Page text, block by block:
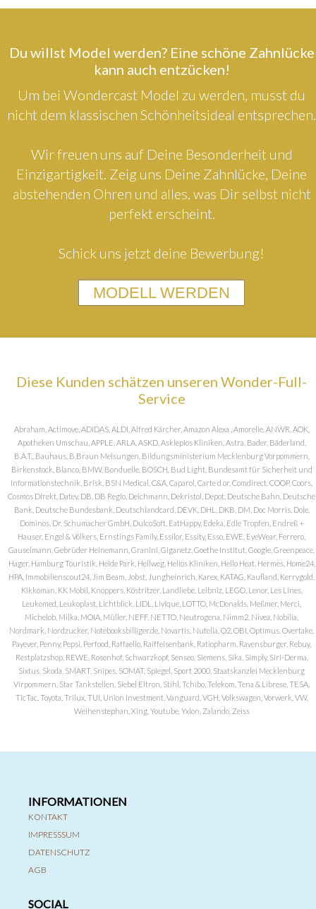
Du willst Model werden? Eine schöne Zahnlücke
kann auch entzücken!
Um bei Wondercast Model zu werden, musst du
nicht dem klassischen Schönheitsideal entsprechen.
Wir freuen uns auf Deine Besonderheit und
Einzigartigkeit. Zeig uns Deine Zahnlücke, Deine
abstehenden Ohren und alles, was Dir selbst nicht
perfekt erscheint.
Schick uns jetzt deine Bewerbung!
MODELL WERDEN
Diese Kunden schätzen unseren Wonder-Full-
Service
Abraham, Actimove, ADIDAS, ALDI, Alfred Kärcher, Amazon Alexa , Amorelie, ANWR, AOK,
Apotheken Umschau, APPLE, ARLA, ASKD, Asklepios Kliniken, Astra, Bader, Bäderland,
B.A.T., Bauhaus, B.Braun Melsungen, Bildungsministerium Mecklenburg Vorpommern,
Birkenstock, Blanco, BMW, Bonduelle, BOSCH, Bud Light, Bundesamt für Sicherheit und
Informationstechnik, Brisk, BSN Medical, C&A, Caparol, Carte d or, Comdirect, COOP, Coors,
Cosmos DIrekt, Datev, DB, DB Regio, Deichmann, Dekristol, Depot, Deutsche Bahn, Deutsche
Bank, Deutsche Bundesbank, Deutschlandcard, DEVK, DHL, DKB, DM, Doc Morris, Dole,
Dominos, Dr. Schumacher GmbH, DulcoSoft, EatHappy, Edeka, Edle Tropfen, Endreß +
Hauser, Engel & Völkers, Ernstings Family, Essilor, Essity, Esso, EWE, EyeWear, Ferrero,
Gauselmann, Gebrüder Heinemann, Granini, Giganetz, Goethe Institut, Google, Greenpeace,
Hager, Hamburg Touristik, Heide Park, Hellweg, Helios Kliniken, Hello Heat, Hermes, Home24,
HPA, Immobilienscout24, Jim Beam, Jobst, Jungheinrich, Karex, KATAG, Kaufland, Kerrygold,
Kikkoman, KK Mobil, Knoppers, Köstritzer, Landliebe, Leibniz, LEGO, Lenor, Les Lines,
Leukomed, Leukoplast, Lichtblick, LIDL, Livique, LOTTO, McDonalds, Meßmer, Merci,
Michelob, Milka, MOIA, Müller, NEFF, NETTO, Neutrogena, Nimm2, Nivea, Nobilia,
Nordmark, Nordzucker, Notebooksbilliger.de, Novartis, Nutella, O2, OBI, Optimus, Overtake,
Payever, Penny, Pepsi, Perfood, Raffaello, Raiffeisenbank, Ratiopharm, Ravensburger, Rebuy,
Restplatzshop, REWE, Rosenhof, Schwarzkopf, Senseo, Siemens, Sika, Simply, Siri-Derma,
Sixtus, Skoda, SMART, Snipes, SOMAT, Spiegel, Sport 2000, Staatskanzlei Mecklenburg
Virpommern, Star Tankstellen, Siebel Eltron, Stihl, Tchibo, Telekom, Tena & Librese, TESA,
TicTac, Toyota, Trilux, TUI, Union Investment, Vanguard, VGH, Volkswagen, Vorwerk, VW,
Weihenstephan, Xing, Youtube, Yxlon, Zalando, Zeiss
INFORMATIONEN
KONTAKT
IMPRESSSUM
DATENSCHUTZ
AGB
SOCIAL